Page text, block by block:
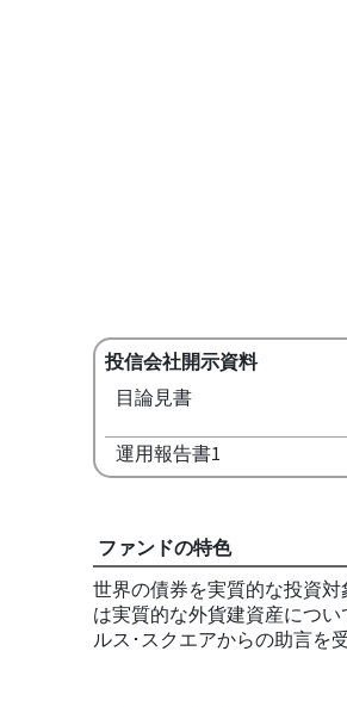
投信会社開示資料
目論見書
運用報告書1
ファンドの特色
世界の債券を実質的な投資
は実質的な外貨建資産につ
ルス･スクエアからの助言を